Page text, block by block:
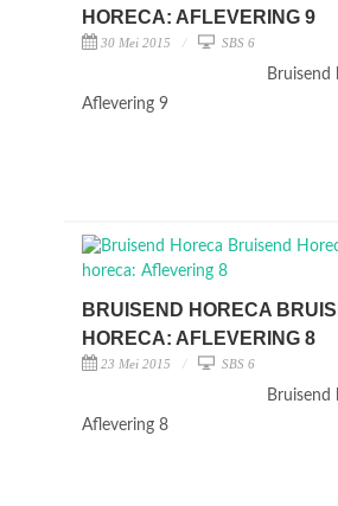
HORECA: AFLEVERING 9
30 Mei 2015 SBS 6
Bruisend
Aflevering 9
BRUISEND HORECA
HORECA: AFLEVERING 8
23 Mei 2015 SBS 6
Bruisend
Aflevering 8